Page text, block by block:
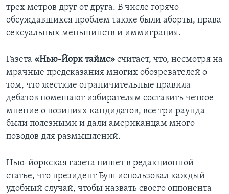
трех метров друг от друга. В числе горячо
обсуждавшихся проблем также были аборты, права
сексуальных меньшинств и иммиграция.
Газета «Нью-Йорк таймс» считает, что, несмотря на
мрачные предсказания многих обозревателей о
том, что жесткие ограничительные правила
дебатов помешают избирателям составить четкое
мнение о позициях кандидатов, все три раунда
были полезными и дали американцам много
поводов для размышлений.
Нью-йоркская газета пишет в редакционной
статье, что президент Буш использовал каждый
удобный случай, чтобы назвать своего оппонента